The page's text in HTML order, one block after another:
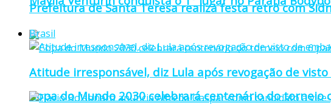
Copa do Mundo 2030 celebrará centenário do torneio
Prefeitura de Santa Teresa realiza festa retrô com
Brasil
Atitude irresponsável, diz Lula após revogação de